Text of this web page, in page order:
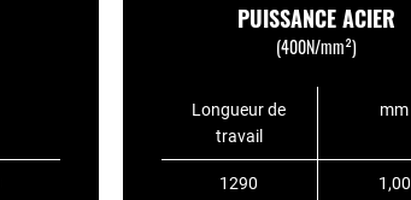
PUISSANCE ACIER
(400N/mm²)
Longueur de
travail
mm
1290 1,00